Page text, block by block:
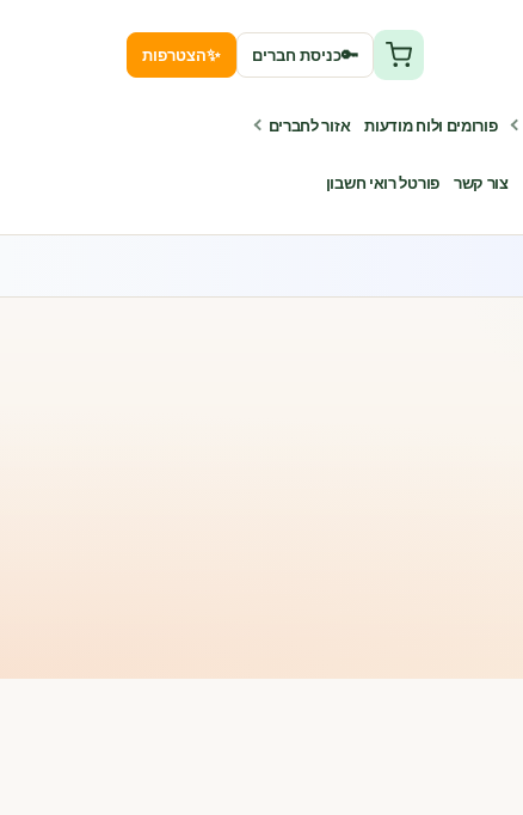
פורומים ולוח מודעות אזור לחברים
צור קשר פורטל רואי חשבון
🔑כניסת חברים ✨הצטרפות